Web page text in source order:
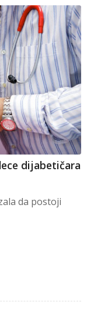
dijabetičara
da postoji